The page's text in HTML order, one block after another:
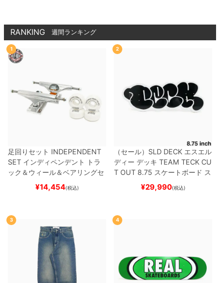
RANKING 週間ランキング
1
足回りセット INDEPENDENT
SET インディペンデント
トラ
ック＆ウィール＆ベアリングセ
（トリック用）
ード スケボー
¥14,454(税込)
2
（セール） SLD DECK エスエル
ディー デッキ TEAM TECK CU
T OUT 8.75 スケートボード ス
¥29,990(税込)
3 4